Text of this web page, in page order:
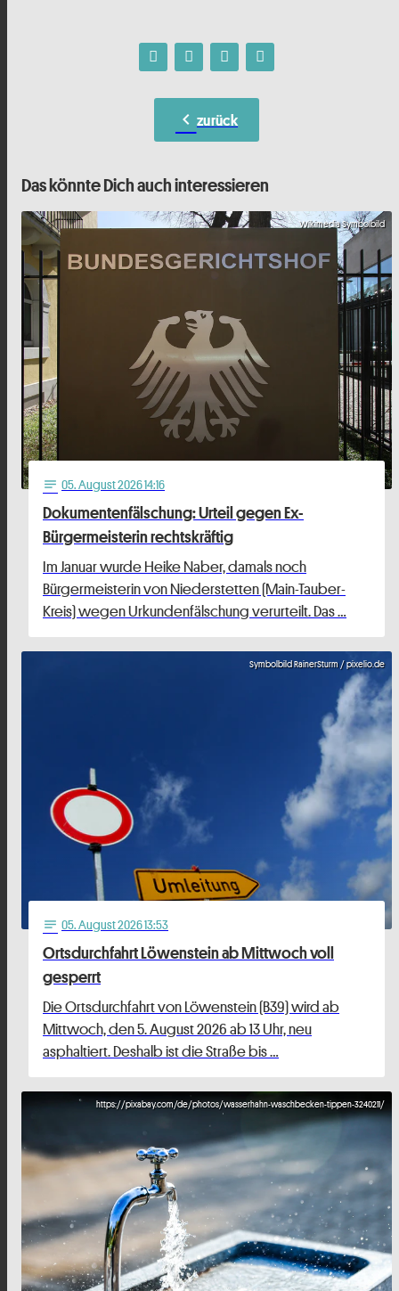
chevron_left zurück
Das könnte Dich auch interessieren
Wikimedia Symbolbild
notes 05. August 2026 14:16
Dokumentenfälschung: Urteil gegen Ex-
Bürgermeisterin rechtskräftig
Im Januar wurde Heike Naber, damals noch
Bürgermeisterin von Niederstetten (Main-Tauber-
Kreis) wegen Urkundenfälschung verurteilt. Das …
Symbolbild RainerSturm / pixelio.de
notes 05. August 2026 13:53
Ortsdurchfahrt Löwenstein ab Mittwoch voll
gesperrt
Die Ortsdurchfahrt von Löwenstein (B39) wird ab
Mittwoch, den 5. August 2026 ab 13 Uhr, neu
asphaltiert. Deshalb ist die Straße bis …
https://pixabay.com/de/photos/wasserhahn-waschbecken-tippen-3240211/